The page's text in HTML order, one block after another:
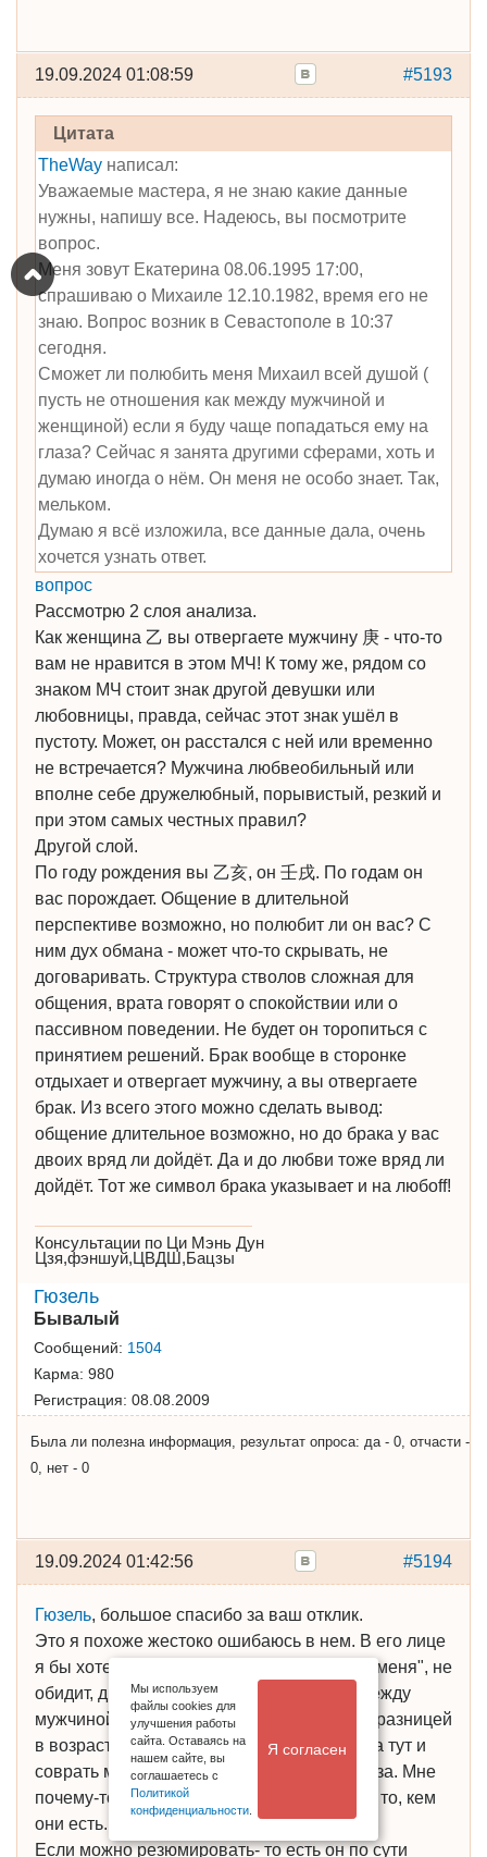
#5193
19.09.2024 01:08:59
Цитата
TheWayнаписал:
Уважаемые мастера, я не знаю какие данные
нужны, напишу все. Надеюсь, вы посмотрите
вопрос.
Меня зовут Екатерина 08.06.1995 17:00,
спрашиваю о Михаиле 12.10.1982, время его не
знаю. Вопрос возник в Севастополе в 10:37
сегодня.
Сможет ли полюбить меня Михаил всей душой (
пусть не отношения как между мужчиной и
женщиной) если я буду чаще попадаться ему на
глаза? Сейчас я занята другими сферами, хоть и
думаю иногда о нём. Он меня не особо знает. Так,
мельком.
Думаю я всё изложила, все данные дала, очень
хочется узнать ответ.
вопрос
Рассмотрю 2 слоя анализа.
Как женщина 乙 вы отвергаете мужчину 庚 - что-то
вам не нравится в этом МЧ! К тому же, рядом со
знаком МЧ стоит знак другой девушки или
любовницы, правда, сейчас этот знак ушёл в
пустоту. Может, он расстался с ней или временно
не встречается? Мужчина любвеобильный или
вполне себе дружелюбный, порывистый, резкий и
при этом самых честных правил?
Другой слой.
По году рождения вы 乙亥, он 壬戌. По годам он
вас порождает. Общение в длительной
перспективе возможно, но полюбит ли он вас? С
ним дух обмана - может что-то скрывать, не
договаривать. Структура стволов сложная для
общения, врата говорят о спокойствии или о
пассивном поведении. Не будет он торопиться с
принятием решений. Брак вообще в сторонке
отдыхает и отвергает мужчину, а вы отвергаете
брак. Из всего этого можно сделать вывод:
общение длительное возможно, но до брака у вас
двоих вряд ли дойдёт. Да и до любви тоже вряд ли
дойдёт. Тот же символ брака указывает и на любоff!
Консультации по Ци Мэнь Дун
Цзя,фэншуй,ЦВДШ,Бацзы
Гюзель
Бывалый
Сообщений: 1504
Карма: 980
Регистрация: 08.08.2009
Была ли полезна информация, результат опроса: да - 0, отчасти -
0, нет - 0
#5194
19.09.2024 01:42:56
Гюзель, большое спасибо за ваш отклик.
Это я похоже жестоко ошибаюсь в нем. В его лице
я бы хотела видеть человека, который "за меня", не
обидит, друг это наверное не возможно между
мужчиной и женщиной, тем более с такой разницей
в возрасте. Мне он показался надёжным, а тут и
соврать может... Спасибо, что открыли глаза. Мне
почему-то свойственно видеть в людях не то, кем
они есть.
Если можно резюмировать- то есть он по сути
Мы используем
файлы cookies для
улучшения работы
сайта. Оставаясь на
нашем сайте, вы
соглашаетесь с
Политикой
конфиденциальности
Я согласен